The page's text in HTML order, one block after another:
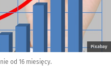
Pixabay
od 16 miesięcy.